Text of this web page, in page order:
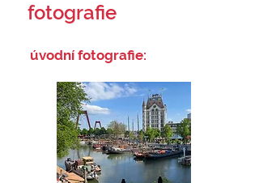
fotografie
úvodní fotografie: